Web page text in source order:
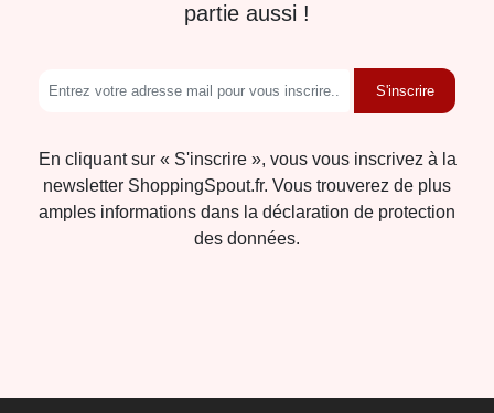
partie aussi !
S'inscrire
En cliquant sur « S'inscrire », vous vous inscrivez à la
newsletter ShoppingSpout.fr. Vous trouverez de plus
amples informations dans la déclaration de protection
des données.